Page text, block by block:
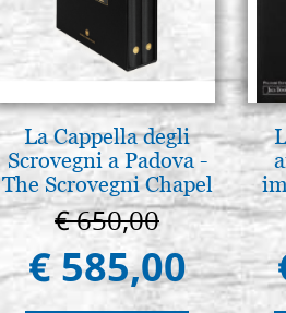
La Cappella degli
Scrovegni a Padova -
The Scrovegni Chapel
in Padua
€ 650,00
€ 585,00